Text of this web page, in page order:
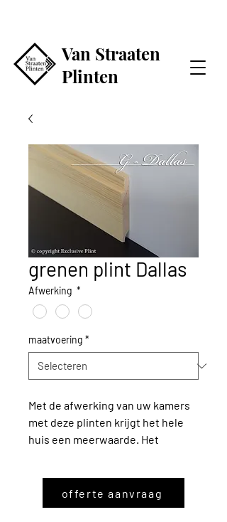
Van Straaten
Plinten
grenen plint Dallas
Afwerking *
maatvoering *
Met de afwerking van uw kamers
met deze plinten krijgt het hele
huis een meerwaarde. Het
Standaard onbehandeld geleverd.
offerte aanvraag